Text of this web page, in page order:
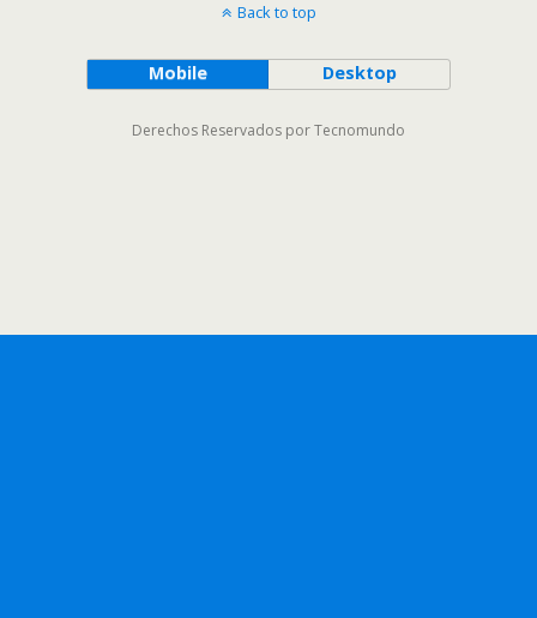
Back to top
Mobile Desktop
Derechos Reservados por Tecnomundo